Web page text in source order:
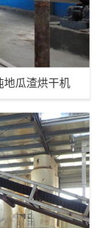
地瓜渣烘干机
地瓜渣烘干机
徽淮南